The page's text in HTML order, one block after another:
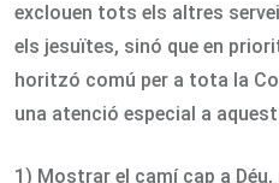
exclouen tots els altres
els jesuïtes, sinó que en
horitzó comú per a tota la
una atenció especial a
1) Mostrar el camí cap a